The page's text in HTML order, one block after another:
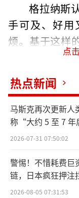
格拉纳斯
手可及、好
烦。基于这样
的新篇章。与
r协议，并推
泡音箱，预计
（约合人民币
点
热点新闻
马斯克再次更新人
称“大约 5 至 7
2026-07-31 07:50:02
警惕！不惜耗费巨
链，日本疯狂押注
2026-08-05 07:31:53